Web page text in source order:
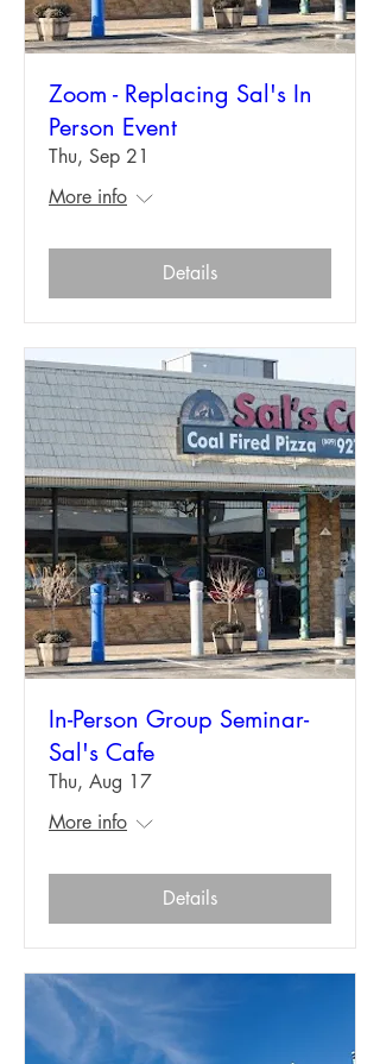
Zoom - Replacing Sal's In
Person Event
Thu, Sep 21
More info
Details
In-Person Group Seminar-
Sal's Cafe
Thu, Aug 17
More info
Details